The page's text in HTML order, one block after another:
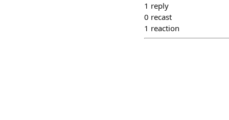
1 reply
0 recast
1 reaction